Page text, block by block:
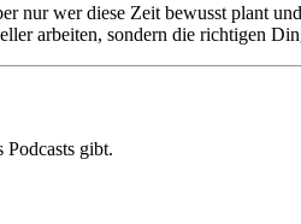
nur wer diese Zeit bewusst plant
arbeiten, sondern die richtigen
Podcasts gibt.